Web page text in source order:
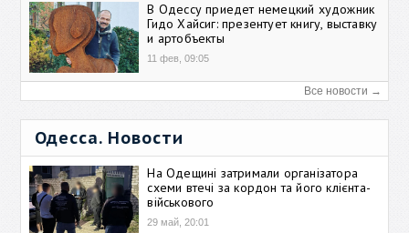
В Одессу приедет немецкий художник
Гидо Хайсиг: презентует книгу, выставку
и артобъекты
11 фев, 09:05
Все новости →
Одесса. Новости
На Одещині затримали організатора
схеми втечі за кордон та його клієнта-
військового
29 май, 20:01